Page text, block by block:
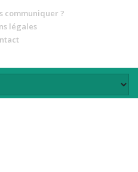
communiquer ?
légales